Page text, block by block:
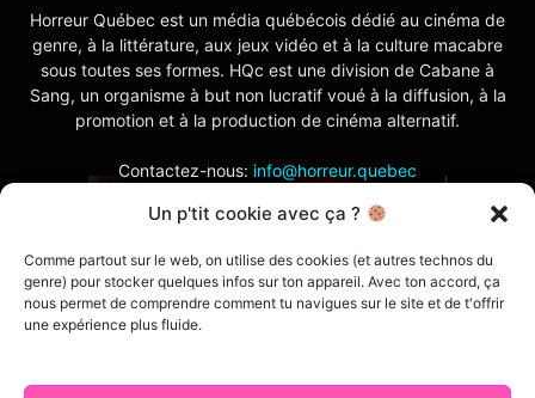
Un p'tit cookie avec ça ?
Comme partout sur le web, on utilise des cookies (et autres technos du
genre) pour stocker quelques infos sur ton appareil. Avec ton accord, ça
nous permet de comprendre comment tu navigues sur le site et de t'offrir
une expérience plus fluide.
Horreur Québec est un média québécois dédié au cinéma de
genre, à la littérature, aux jeux vidéo et à la culture macabre
sous toutes ses formes. HQc est une division de Cabane à
Sang, un organisme à but non lucratif voué à la diffusion, à la
promotion et à la production de cinéma alternatif.
Contactez-nous: info@horreur.quebec
SUIVEZ NOUS